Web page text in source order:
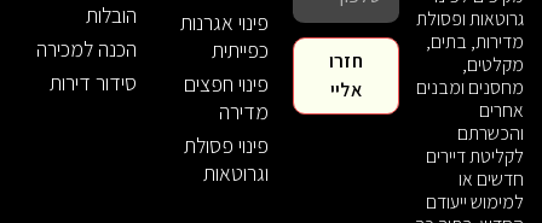
גרוטאות ופסולת
מדירות, בתים,
מקלטים,
מחסנים ומבנים
אחרים
והכשרתם
לקליטת דיירים
חדשים או
למימוש ייעודם
פינוי אגרנות
כפייתית
פינוי חפצים
מדירה
פינוי פסולת
וגרוטאות
הובלות
הכנה למכירה
סידור דירות
חזרו
אליי